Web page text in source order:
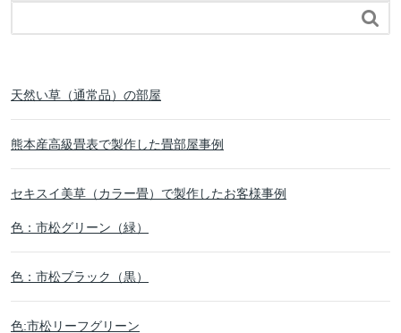

天然い草（通常品）の部屋
熊本産高級畳表で製作した畳部屋事例
セキスイ美草（カラー畳）で製作したお客様事例
色：市松グリーン（緑）
色：市松ブラック（黒）
色:市松リーフグリーン